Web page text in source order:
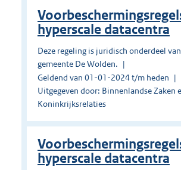
hyperscale datacentra
Deze regeling is juridisch onderdeel
gemeente De Wolden.
Geldend van 01-01-2024 t/m heden
Uitgegeven door: Binnenlandse Zaken
Koninkrijksrelaties
hyperscale datacentra